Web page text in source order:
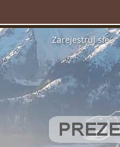
Zarejestruj się